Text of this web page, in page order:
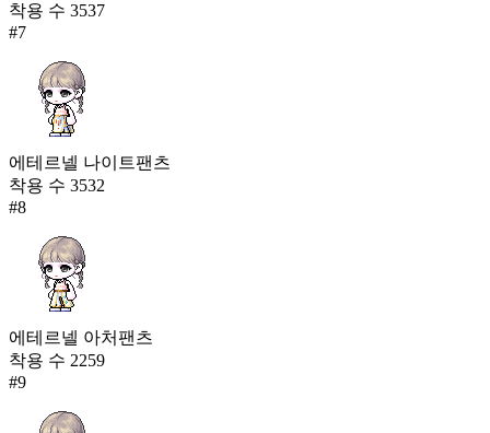
착용 수 3537
#7
에테르넬 나이트팬츠
착용 수 3532
#8
에테르넬 아처팬츠
착용 수 2259
#9